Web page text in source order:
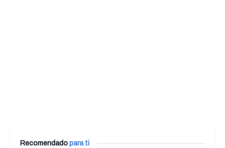
Recomendado para ti